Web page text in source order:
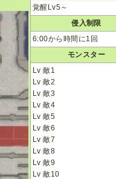
覚醒Lv5～
侵入制限
6:00から時間に1回
モンスター
Lv 敵1
Lv 敵2
Lv 敵3
Lv 敵4
Lv 敵5
Lv 敵6
Lv 敵7
Lv 敵8
Lv 敵9
Lv 敵10